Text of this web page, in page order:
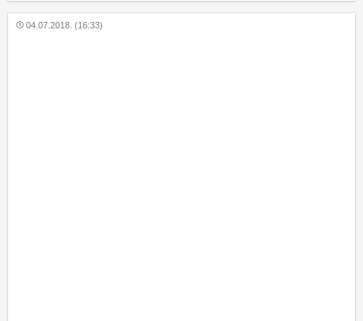
04.07.2018. (16:33)